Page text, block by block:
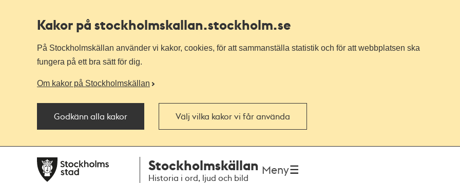
Kakor på stockholmskallan.stockholm.se
På Stockholmskällan använder vi kakor, cookies, för att sammanställa statistik och för att webbplatsen ska
fungera på ett bra sätt för dig.
Om kakor på Stockholmskällan
Godkänn alla kakor Välj vilka kakor vi får använda
navigationen
huvudinnehållet
Stockholmskällan
Historia i ord, ljud och bild
Meny